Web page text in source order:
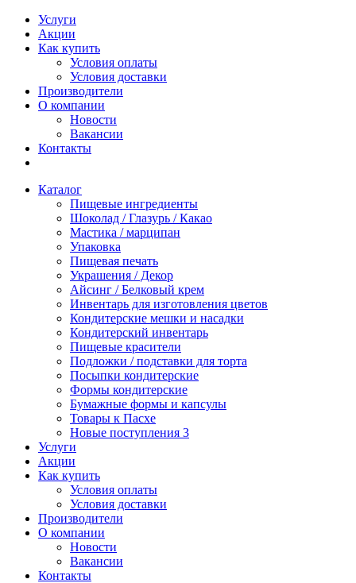
Услуги
Акции
Как купить
Условия оплаты
Условия доставки
Производители
О компании
Новости
Вакансии
Контакты
Каталог
Пищевые ингредиенты
Шоколад / Глазурь / Какао
Мастика / марципан
Упаковка
Пищевая печать
Украшения / Декор
Айсинг / Белковый крем
Инвентарь для изготовления цветов
Кондитерские мешки и насадки
Кондитерский инвентарь
Пищевые красители
Подложки / подставки для торта
Посыпки кондитерские
Формы кондитерские
Бумажные формы и капсулы
Товары к Пасхе
Новые поступления 3
Услуги
Акции
Как купить
Условия оплаты
Условия доставки
Производители
О компании
Новости
Вакансии
Контакты